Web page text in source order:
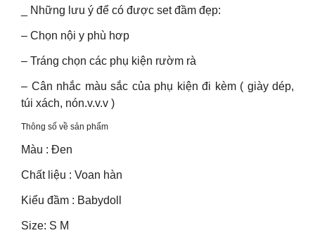
_ Những lưu ý để có được set đầm đẹp:
– Chọn nội y phù hơp
– Tráng chọn các phụ kiện rườm rà
– Cân nhắc màu sắc của phụ kiện đi kèm ( giày dép,
túi xách, nón.v.v.v )
Thông số về sản phẩm
Màu : Đen
Chất liệu : Voan hàn
Kiểu đầm : Babydoll
Size: S M